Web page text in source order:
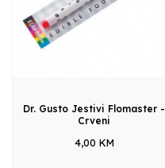
Dr. Gusto Jestivi Flomaster -
Crveni
4,00 KM